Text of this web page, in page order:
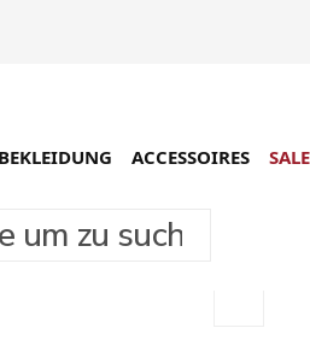
BEKLEIDUNG ACCESSOIRES SALE